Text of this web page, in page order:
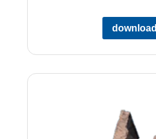
download